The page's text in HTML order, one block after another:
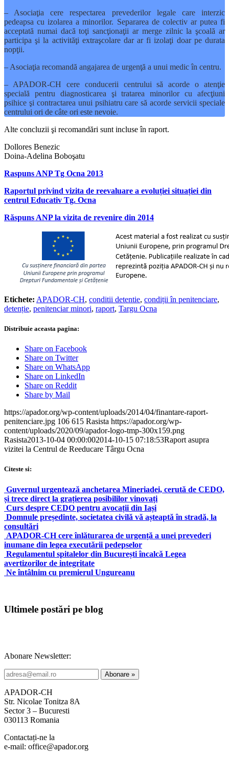
– Asociaţia cere respectarea prevederilor legale care interzic
pedeapsa cu izolarea a minorilor. Separarea de colectiv ar putea fi
acceptată numai dacă toţi sancţionaţii ar merge zilnic la şcoală ar
participa şi la activităţi extraşcolare dar ar fi izolaţi doar pe durata
nopţii.
– Asociaţia recomandă angajarea de urgenţă a unui medic în centru.
– APADOR-CH cere conducerii centrului să acorde o atenţie
specială pentru diagnosticarea şi tratarea minorilor cu afecţiuni
psihice şi contractarea unui psihiatru care să acorde servicii speciale
centrului ori de câte ori este nevoie.
Alte concluzii şi recomandări sunt incluse în raport.
Dollores Benezic
Doina-Adelina Boboşatu
Raspuns ANP Tg Ocna 2013
Raportul privind vizita de reevaluare a evoluției situației din
centrul Educativ Tg. Ocna
Răspuns ANP la vizita de revenire din 2014
Etichete: APADOR-CH, conditii detentie, condiții în penitenciare,
detenție, penitenciar minori, raport, Targu Ocna
Distribuie aceasta pagina:
Share on Facebook
Share on Twitter
Share on WhatsApp
Share on LinkedIn
Share on Reddit
Share by Mail
https://apador.org/wp-content/uploads/2014/04/finantare-raport-
penitenciare.jpg 106 615 Rasista https://apador.org/wp-
content/uploads/2020/09/apador-logo-tmp-300x159.png
Rasista2013-10-04 00:00:002014-10-15 07:18:53Raport asupra
vizitei la Centrul de Reeducare Târgu Ocna
Citeste si:
Guvernul urgentează anchetarea Mineriadei, cerută de CEDO,
și trece direct la grațierea posibililor vinovați
Curs despre CEDO pentru avocații din Iași
Domnule președinte, societatea civilă vă așteaptă în stradă, la
consultări
APADOR-CH cere înlăturarea de urgență a unei prevederi
inumane din legea executării pedepselor
Regulamentul spitalelor din București încalcă Legea
avertizorilor de integritate
Ne întâlnim cu premierul Ungureanu
Ultimele postări pe blog
Abonare Newsletter:
APADOR-CH
Str. Nicolae Tonitza 8A
Sector 3 – Bucuresti
030113 Romania
Contactați-ne la
e-mail: office@apador.org